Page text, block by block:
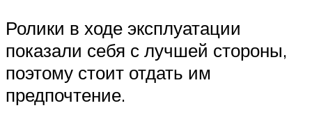
Ролики в ходе эксплуатации
показали себя с лучшей стороны,
поэтому стоит отдать им
предпочтение.